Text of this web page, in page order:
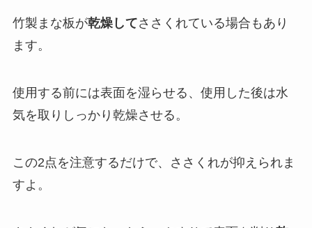
竹製まな板が乾燥してささくれている場合もあり
ます。
使用する前には表面を湿らせる、使用した後は水
気を取りしっかり乾燥させる。
この2点を注意するだけで、ささくれが抑えられま
すよ。